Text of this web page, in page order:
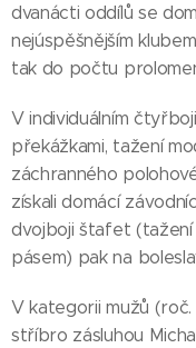
dvanácti oddílů se
nejúspěšnějším
tak do počtu
V individuálním
překážkami, tažení
záchranného
získali domácí
dvojboji štafet
pásem) pak na
V kategorii mužů
stříbro zásluhou